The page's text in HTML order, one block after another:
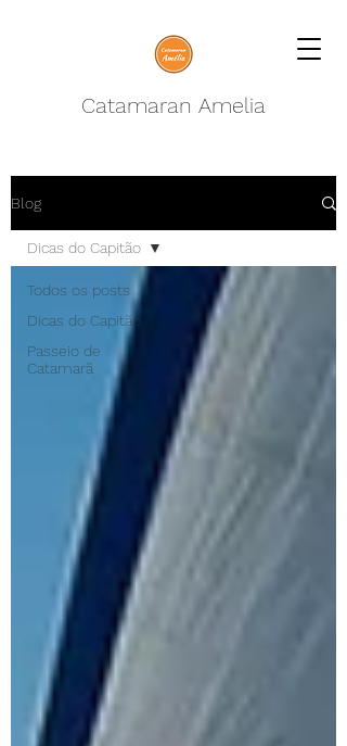
Catamaran Amelia
Blog
Todos os posts
Dicas do Capitão
Passeio de
Catamarã
Dicas do Capitão